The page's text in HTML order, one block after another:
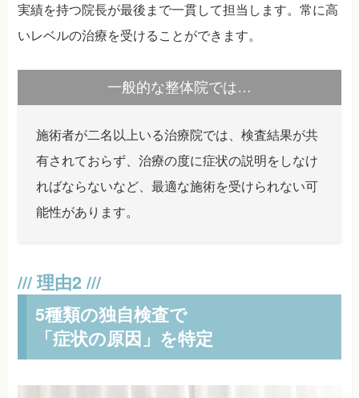
実績を持つ院長が最後まで一貫して担当します。常に高
いレベルの治療を受けることができます。
一般的な整体院では…
施術者が二名以上いる治療院では、検査結果が共
有されておらず、治療の度に症状の説明をしなけ
ればならないなど、最適な施術を受けられない可
能性があります。
5種類の独自検査で
「症状の原因」を特定